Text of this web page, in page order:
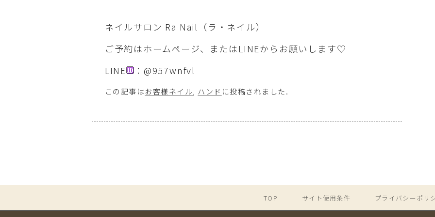
ネイルサロン Ra Nail（ラ・ネイル）
ご予約はホームページ、またはLINEからお願いします♡
LINE
：@957wnfvl
この記事はお客様ネイル ハンド に投稿されました.
TOP サイト使用条件 プライバシーポリ